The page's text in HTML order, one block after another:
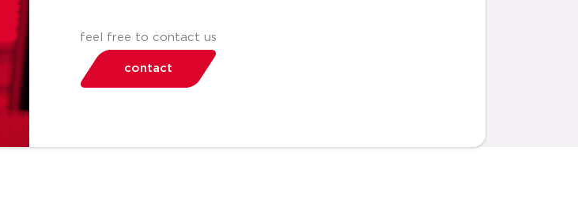
feel free to contact us
contact